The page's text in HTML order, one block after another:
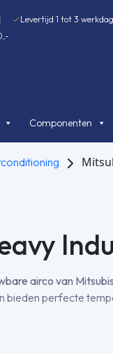
Levertijd 1 tot 3
Componenten
airco van
bieden perfecte